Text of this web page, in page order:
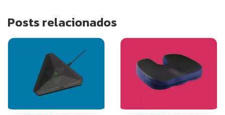
Posts relacionados